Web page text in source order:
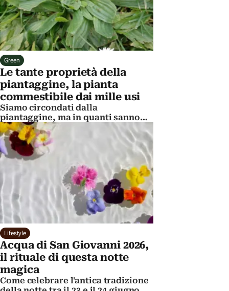
Green
Le tante proprietà della
piantaggine, la pianta
commestibile dai mille usi
Siamo circondati dalla
piantaggine, ma in quanti sanno
che è utilizzata sia per uso medico
sia in cucina? Scopriamo come
utilizzarla
Lifestyle
Acqua di San Giovanni 2026,
il rituale di questa notte
magica
Come celebrare l'antica tradizione